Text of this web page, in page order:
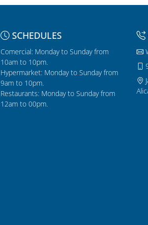
SCHEDULES
Comercial: Monday to Sunday from
10am to 10pm.
Hypermarket: Monday to Sunday from
9am to 10pm.
Restaurants: Monday to Sunday from
12am to 00pm.